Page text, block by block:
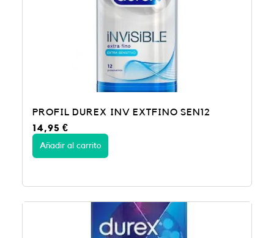
PROFIL DUREX INV EXTFINO SEN12
14,95€
Añadir al carrito